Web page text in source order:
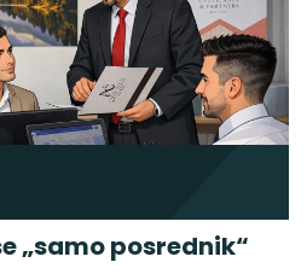
„samo posrednik“